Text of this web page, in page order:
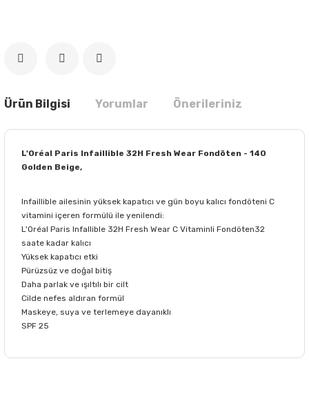
Ürün Bilgisi Yorumlar Önerileriniz
L'Oréal Paris Infaillible 32H Fresh Wear Fondöten - 140
Golden Beige,
Infaillible ailesinin yüksek kapatıcı ve gün boyu kalıcı fondöteni C
vitamini içeren formülü ile yenilendi:
L'Oréal Paris Infallible 32H Fresh Wear C Vitaminli Fondöten32
saate kadar kalıcı
Yüksek kapatıcı etki
Pürüzsüz ve doğal bitiş
Daha parlak ve ışıltılı bir cilt
Cilde nefes aldıran formül
Maskeye, suya ve terlemeye dayanıklı
SPF 25